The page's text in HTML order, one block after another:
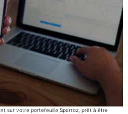
sur votre portefeuille Sparroz, prêt à être